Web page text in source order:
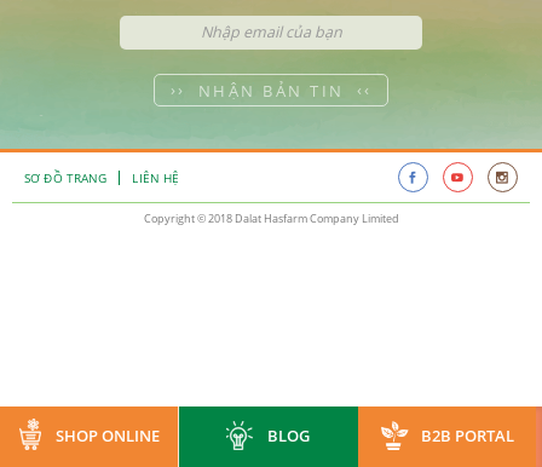
NHẬN BẢN TIN
SƠ ĐỒ TRANG LIÊN HỆ
Copyright © 2018 Dalat Hasfarm Company Limited
SHOP ONLINE BLOG B2B PORTAL